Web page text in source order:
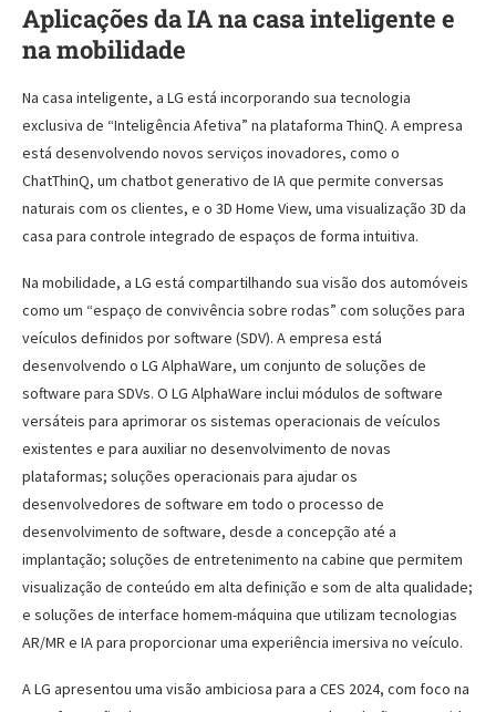
Aplicações da IA na casa inteligente e
na mobilidade
Na casa inteligente, a LG está incorporando sua tecnologia
exclusiva de “Inteligência Afetiva” na plataforma ThinQ. A empresa
está desenvolvendo novos serviços inovadores, como o
ChatThinQ, um chatbot generativo de IA que permite conversas
naturais com os clientes, e o 3D Home View, uma visualização 3D da
casa para controle integrado de espaços de forma intuitiva.
Na mobilidade, a LG está compartilhando sua visão dos automóveis
como um “espaço de convivência sobre rodas” com soluções para
veículos definidos por software (SDV). A empresa está
desenvolvendo o LG AlphaWare, um conjunto de soluções de
software para SDVs. O LG AlphaWare inclui módulos de software
versáteis para aprimorar os sistemas operacionais de veículos
existentes e para auxiliar no desenvolvimento de novas
plataformas; soluções operacionais para ajudar os
desenvolvedores de software em todo o processo de
desenvolvimento de software, desde a concepção até a
implantação; soluções de entretenimento na cabine que permitem
visualização de conteúdo em alta definição e som de alta qualidade;
e soluções de interface homem-máquina que utilizam tecnologias
AR/MR e IA para proporcionar uma experiência imersiva no veículo.
A LG apresentou uma visão ambiciosa para a CES 2024, com foco na